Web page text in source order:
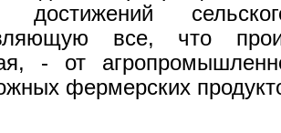
достижений
все, что
- от
фермерских